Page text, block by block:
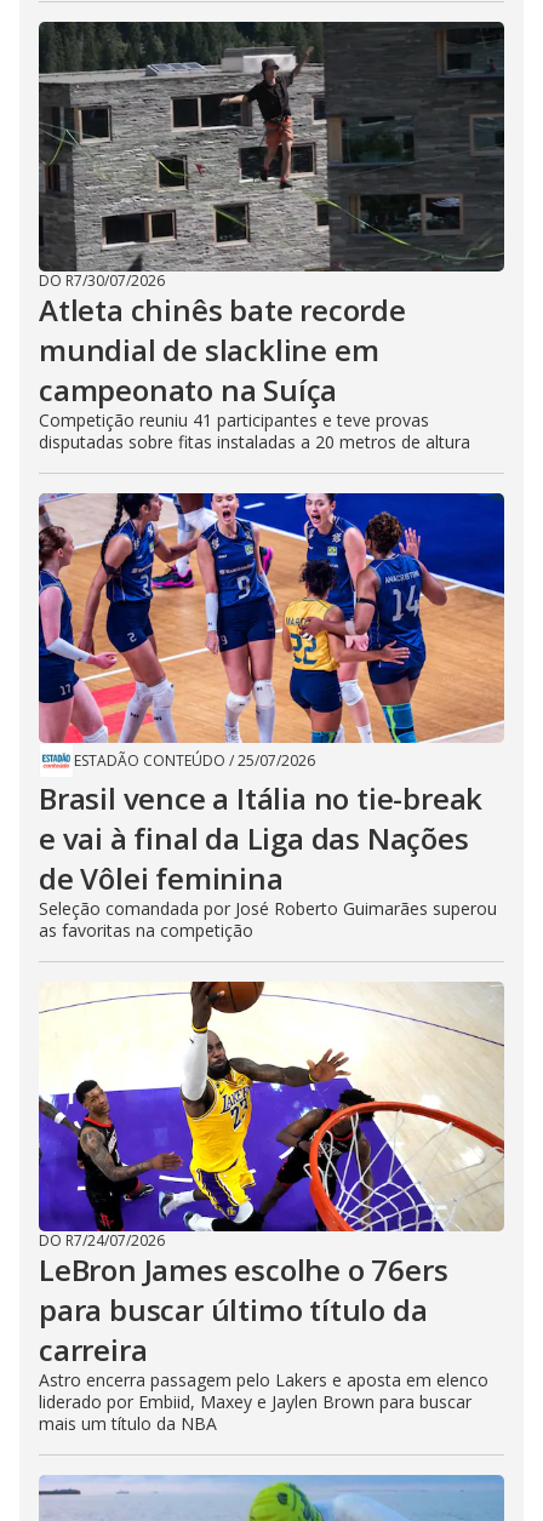
DO R7/30/07/2026
Atleta chinês bate recorde
mundial de slackline em
campeonato na Suíça
Competição reuniu 41 participantes e teve provas
disputadas sobre fitas instaladas a 20 metros de altura
ESTADÃO CONTEÚDO /25/07/2026
Brasil vence a Itália no tie-break
e vai à final da Liga das Nações
de Vôlei feminina
Seleção comandada por José Roberto Guimarães superou
as favoritas na competição
DO R7/24/07/2026
LeBron James escolhe o 76ers
para buscar último título da
carreira
Astro encerra passagem pelo Lakers e aposta em elenco
liderado por Embiid, Maxey e Jaylen Brown para buscar
mais um título da NBA